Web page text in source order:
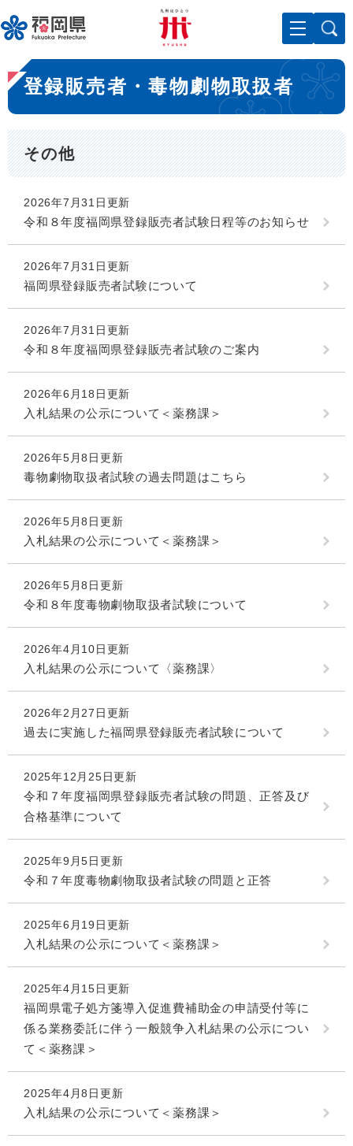
ー
ジ
先
頭
で
。
メニューを飛ばして本文へ
本
文
登録販売者・毒物劇物取扱者
その他
2026年7月31日更新
令和８年度福岡県登録販売者試験日程等のお知らせ
2026年7月31日更新
福岡県登録販売者試験について
2026年7月31日更新
令和８年度福岡県登録販売者試験のご案内
2026年6月18日更新
入札結果の公示について＜薬務課＞
2026年5月8日更新
毒物劇物取扱者試験の過去問題はこちら
2026年5月8日更新
入札結果の公示について＜薬務課＞
2026年5月8日更新
令和８年度毒物劇物取扱者試験について
2026年4月10日更新
入札結果の公示について〈薬務課〉
2026年2月27日更新
過去に実施した福岡県登録販売者試験について
2025年12月25日更新
令和７年度福岡県登録販売者試験の問題、正答及び
合格基準について
2025年9月5日更新
令和７年度毒物劇物取扱者試験の問題と正答
2025年6月19日更新
入札結果の公示について＜薬務課＞
2025年4月15日更新
福岡県電子処方箋導入促進費補助金の申請受付等に
係る業務委託に伴う一般競争入札結果の公示につい
て＜薬務課＞
2025年4月8日更新
入札結果の公示について＜薬務課＞